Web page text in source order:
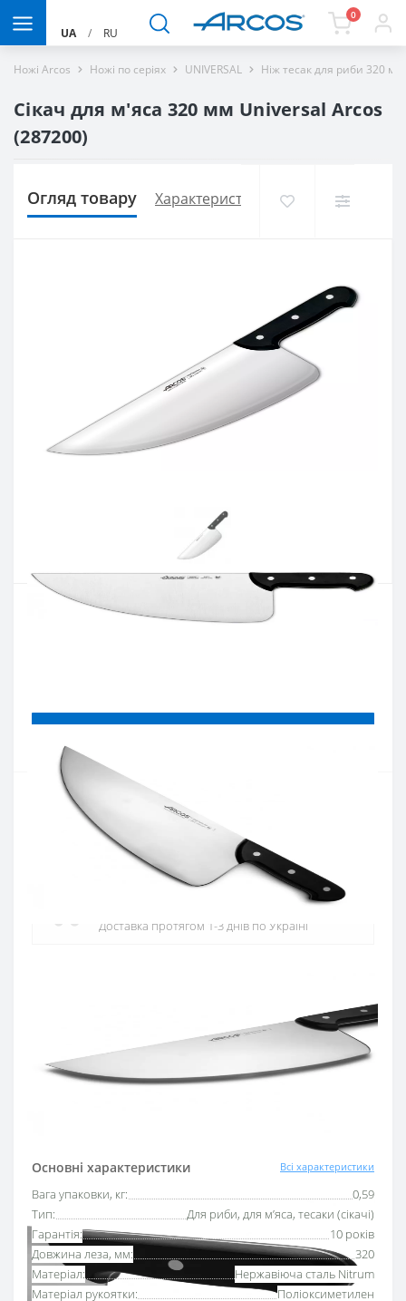
UA / RU
0
Ножі Arcos Ножі по серіях UNIVERSAL Ніж тесак для риби 320
Сікач для м'яса 320 мм Universal Arcos
(287200)
Огляд товару Характеристики Доставка і
287200
Основні характеристики Всі характеристики
Вага упаковки, кг:
0,59
Тип:
Для риби, для м’яса, тесаки (сікачі)
Гарантія:
10 років
Довжина леза, мм:
320
Матеріал:
Нержавіюча сталь Nitrum
Матеріал рукоятки:
Поліоксиметилен
Офіційний дистриб'ютор
Офіційний дистриб'ютор ARCOS в Україні
Доставка протягом 1-3 днів по Україні
Купуй в кредит
Оплата частинами або миттєва розстрочка